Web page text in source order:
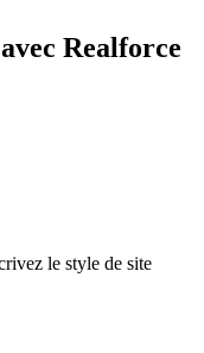
Realforce
le style de site